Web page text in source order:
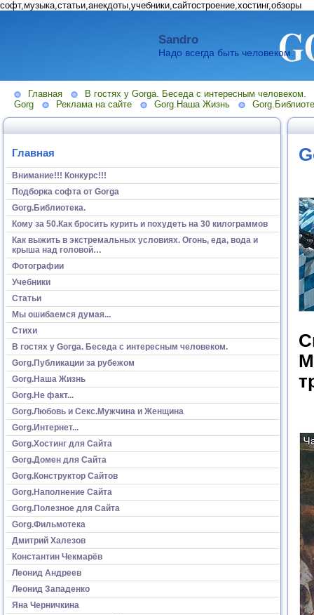
софт,музыка,статьи,анекдоты,учебники,сайтостроение,хостинг,обзоры
Sandro
Надо всегда быть человеком.
Главная
В гостях у Gorga. Беседа с интересным человеком.
Gorg
Реклама на сайте Gorg.Наша Жизнь
Главная
Внимание!!! Конкурс!!!
Подборка софта от Gorga
Gorg.Библиотека.
Кому за 50.Как бросить курить и похудеть на 30 килограммов
Как выжить в экстремальных условиях. Огонь, еда, вода и
крыша над головой…
Фотографии
Учебники
Статьи
Мы ошибаемся думая...
Стихи
В гостях у Gorga. Беседа с интересным человеком.
Gorg.Публикации за рубежом
Gorg.Наша Жизнь
Gorg.Не факт...
Gorg.Любовь и Секс.Мужчина и Женщина
Gorg.Интернет...
Gorg.Хостинг для Сайта
Gorg.Домен для Сайта
Gorg.Конструктор Сайтов
Gorg.Наполнение Сайта
Gorg.Полезное для Сайта
Gorg.Фильмотека
Дмитрий Халезов
Константин Чекмарёв
Леонид Андреев
Леонид Западенко
Яна Черничкина